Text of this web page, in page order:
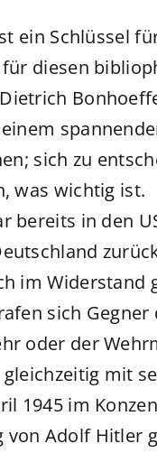
ein Schlüssel
diesen
sich zu
was wichtig ist.
bereits in den
im Widerstand
sich
oder der
mit
1945 im
von Adolf Hitler